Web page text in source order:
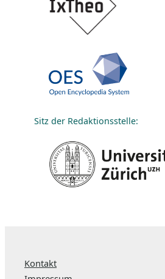
Sitz der Redaktionsstelle:
Kontakt